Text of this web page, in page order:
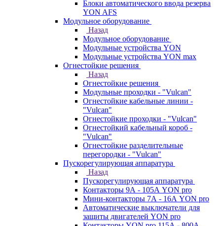
Блоки автоматического ввода резерва
YON AFS
Модульное оборудование
Назад
Модульное оборудование
Модульные устройства YON
Модульные устройства YON max
Огнестойкие решения
Назад
Огнестойкие решения
Модульные проходки - "Vulcan"
Огнестойкие кабельные линии -
"Vulcan"
Огнестойкие проходки - "Vulcan"
Огнестойкий кабельный короб -
"Vulcan"
Огнестойкие разделительные
перегородки - "Vulcan"
Пускорегулирующая аппаратура
Назад
Пускорегулирующая аппаратура
Контакторы 9А - 105А YON pro
Мини-контакторы 7А - 16А YON pro
Автоматические выключатели для
защиты двигателей YON pro